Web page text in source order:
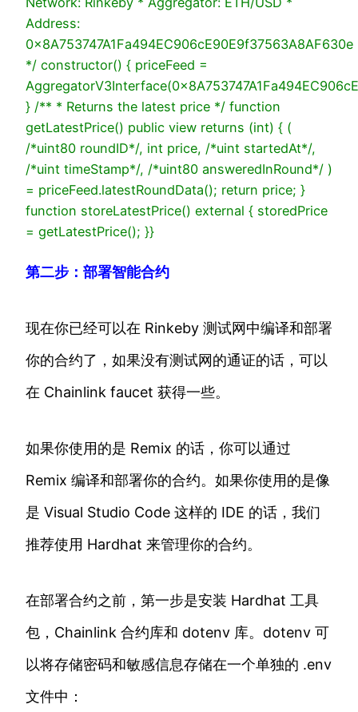
Address:
0x8A753747A1Fa494EC906cE90E9f37563A8AF630e
*/ constructor() { priceFeed =
AggregatorV3Interface(
} /** * Returns the latest price */ function
getLatestPrice() public view returns (int) { (
/*uint80 roundID*/, int price, /*uint startedAt*/,
/*uint timeStamp*/, /*uint80 answeredInRound*/ )
= priceFeed.latestRoundData(); return price; }
function storeLatestPrice() external { storedPrice
= getLatestPrice(); }}
第二步：部署智能合约
现在你已经可以在 Rinkeby 测试网中编译和部署
你的合约了，如果没有测试网的通证的话，可以
在 Chainlink faucet 获得一些。
如果你使用的是 Remix 的话，你可以通过
Remix 编译和部署你的合约。如果你使用的是像
是 Visual Studio Code 这样的 IDE 的话，我们
推荐使用 Hardhat 来管理你的合约。
在部署合约之前，第一步是安装 Hardhat 工具
包，Chainlink 合约库和 dotenv 库。dotenv 可
以将存储密码和敏感信息存储在一个单独的 .env
文件中：